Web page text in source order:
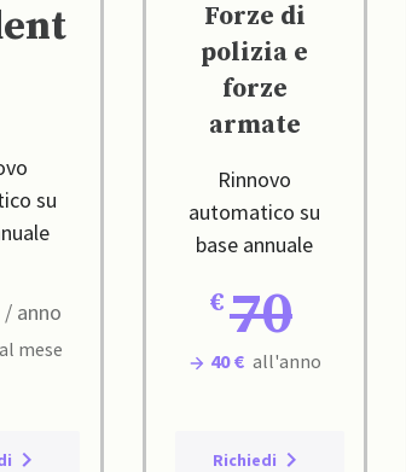
su
/ anno
al mese
Forze di
polizia e
forze
armate
Rinnovo
automatico su
base annuale
70
40 € all'anno
Richiedi